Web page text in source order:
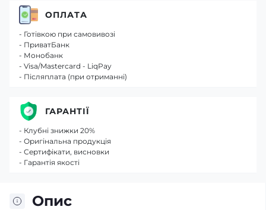
Опис
ОПЛАТА
- Готівкою при самовивозі
- ПриватБанк
- Монобанк
- Visa/Mastercard - LiqPay
- Післяплата (при отриманні)
ГАРАНТІЇ
- Клубні знижки 20%
- Оригінальна продукція
- Сертифікати, висновки
- Гарантія якості